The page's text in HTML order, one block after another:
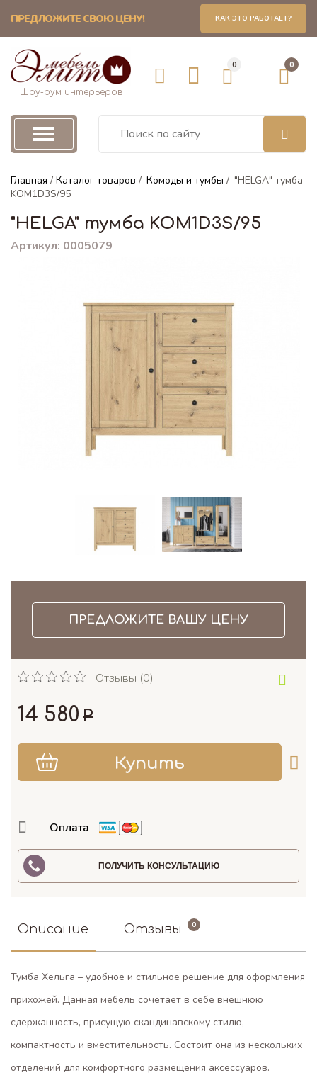
ПРЕДЛОЖИТЕ СВОЮ ЦЕНУ! КАК ЭТО РАБОТАЕТ?
0 0
Шоу-рум интерьеров
Главная / Каталог товаров / Комоды и тумбы / "HELGA" тумба
KOM1D3S/95
"HELGA" тумба KOM1D3S/95
Артикул: 0005079
ПРЕДЛОЖИТЕ ВАШУ ЦЕНУ
Отзывы (0)
14 580 Р
Оплата
ПОЛУЧИТЬ КОНСУЛЬТАЦИЮ
Описание Отзывы 0
Тумба Хельга – удобное и стильное решение для оформления
прихожей. Данная мебель сочетает в себе внешнюю
сдержанность, присущую скандинавскому стилю,
компактность и вместительность. Состоит она из нескольких
отделений для комфортного размещения аксессуаров.
и тумбы
под ТВ
прикроватные
обуви